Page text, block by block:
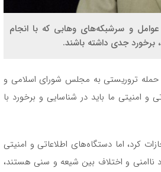
و سرشبکه‌های وهابی که با انجام
برخورد جدی داشته باشند.
حمله تروریستی به مجلس شورای اسلامی و
امنیتی ما باید در شناسایی و برخورد با
کرد، اما دستگاه‌های اطلاعاتی و امنیتی
ناامنی و اختلاف بین شیعه و سنی هستند،